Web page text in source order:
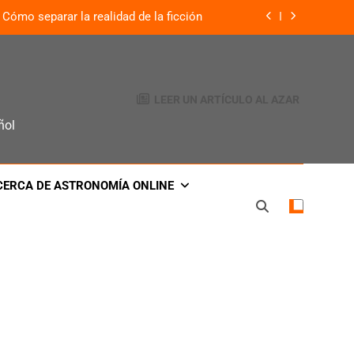
separar la realidad de la ficción
legado de la misión Venus Express
visible a simple vista cada 80 años
¿Qué es lo que define a un planeta?
legado de la misión Venus Express
DE ASTRONOMÍA ONLINE